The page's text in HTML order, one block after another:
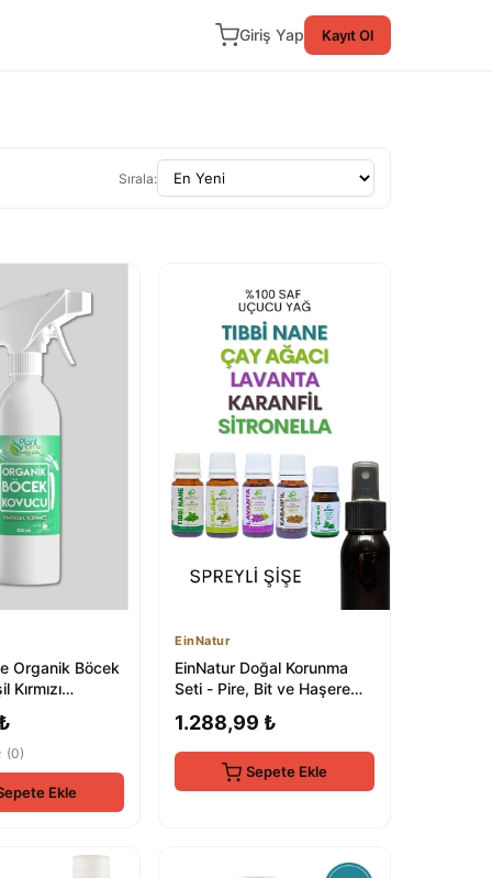
Giriş Yap Kayıt Ol
Sırala:
Organik Böcek
Kırmızı
(0)
Ekle
EinNatur
EinNatur Doğal Korunma
Seti - Pire, Bit ve Haşere
1.288,99 ₺
Sepete Ekle